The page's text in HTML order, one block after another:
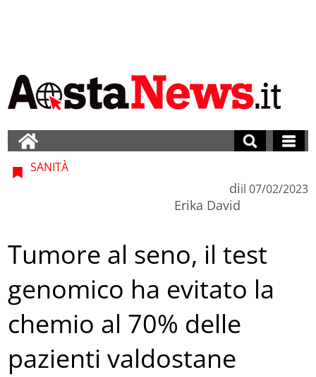
SANITÀ
di
Erika David
il 07/02/2023
Tumore al seno, il test
genomico ha evitato la
chemio al 70% delle
pazienti valdostane